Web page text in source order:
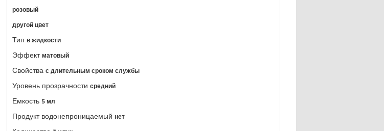
розовый
другой цвет
Тип в жидкости
Эффект матовый
Свойства с длительным сроком службы
Уровень прозрачности средний
Емкость 5 мл
Продукт водонепроницаемый нет